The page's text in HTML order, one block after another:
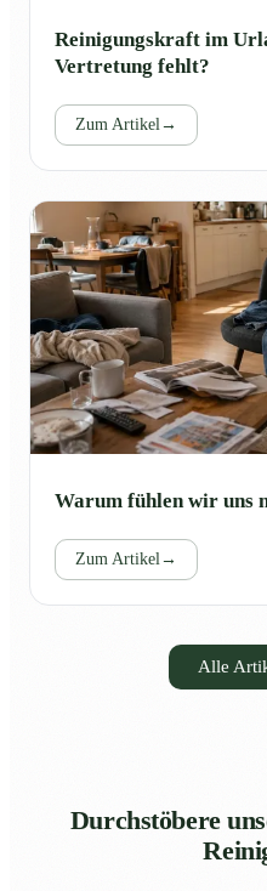
Reinigungskraft im
Vertretung fehlt?
Zum Artikel →
Warum fühlen wir uns
Zum Artikel →
Alle
Durchstöbere